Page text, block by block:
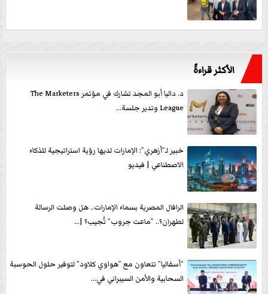
الأكثر قراءةً
د. داليا أبو المجد تشارك في مؤتمر The Marketers
League وتدير جلسة...
خبير لـ”أزهري”: الإمارات لديها رؤية استراتيجية للذكاء
الاصطناعي | فيديو
الرافال المصرية بسماء الإمارات.. هل وصلت الرسالة
لطهران؟.. ”ماعت جروب” تُجيب؟ |...
”أسفاليا” تتعاون مع ”هواوي كلاود” لتوفير حلول الحوسبة
السحابية والأمن السيبراني في...